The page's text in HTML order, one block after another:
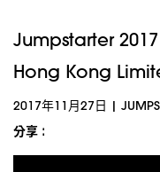
Jumpstarter
Hong Kong
2017年11月27日 |
分享 :